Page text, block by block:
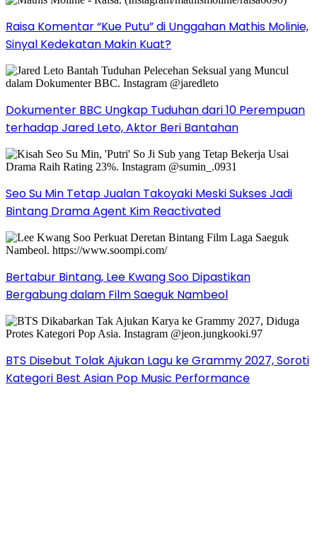
Raisa Komentar “Kue Putu” di Unggahan Mathis Molinie,
Sinyal Kedekatan Makin Kuat?
Dokumenter BBC Ungkap Tuduhan dari 10 Perempuan
terhadap Jared Leto, Aktor Beri Bantahan
Seo Su Min Tetap Jualan Takoyaki Meski Sukses Jadi
Bintang Drama Agent Kim Reactivated
Bertabur Bintang, Lee Kwang Soo Dipastikan
Bergabung dalam Film Saeguk Nambeol
BTS Disebut Tolak Ajukan Lagu ke Grammy 2027, Soroti
Kategori Best Asian Pop Music Performance